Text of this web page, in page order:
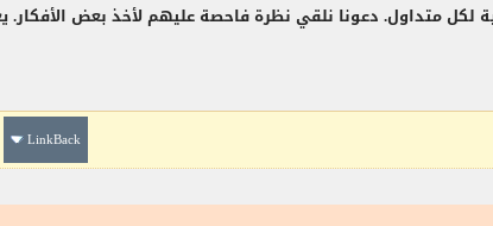
لكل متداول. دعونا نلقي نظرة فاحصة عليهم لأخذ بعض الأفكار.
LinkBack